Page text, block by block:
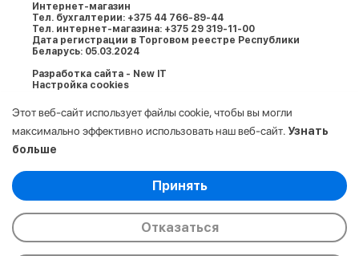
Интернет-магазин
Тел. бухгалтерии: +375 44 766-89-44
Тел. интернет-магазина: +375 29 319-11-00
Дата регистрации в Торговом реестре Республики
Беларусь: 05.03.2024
Разработка сайта - New IT
Настройка cookies
193749584. Все права защищены.
Этот веб-сайт использует файлы cookie, чтобы вы могли
максимально эффективно использовать наш веб-сайт. Узнать
больше
Выберите настройки cookie
Аналитические/Функциональные
Принять
Отказаться